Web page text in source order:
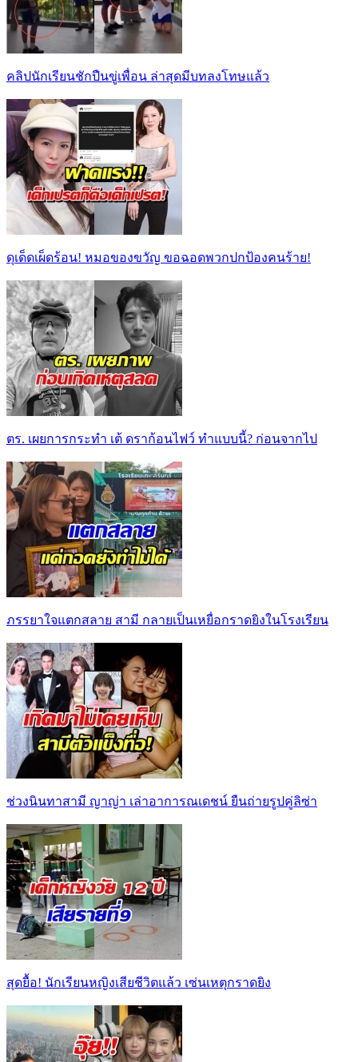
คลิปนักเรียนชักปืนขู่เพื่อน ล่าสุดมีบทลงโทษแล้ว
ดุเด็ดเผ็ดร้อน! หมอของขวัญ ขอฉอดพวกปกป้องคนร้าย!
ตร. เผยการกระทำ เต้ ดราก้อนไฟว์ ทำแบบนี้? ก่อนจากไป
ภรรยาใจแตกสลาย สามี กลายเป็นเหยื่อกราดยิงในโรงเรียน
ช่วงนินทาสามี ญาญ่า เล่าอาการณเดชน์ ยืนถ่ายรูปคู่ลิซ่า
สุดยื้อ! นักเรียนหญิงเสียชีวิตแล้ว เซ่นเหตุกราดยิง